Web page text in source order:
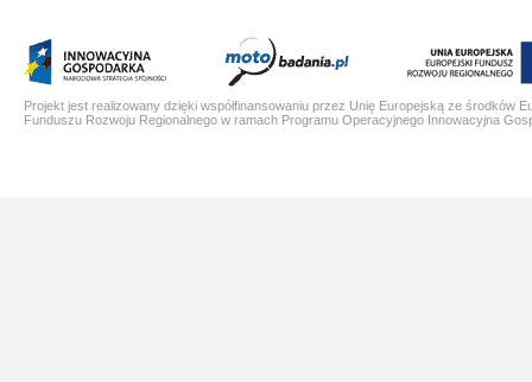
Projekt jest realizowany dzięki współfinansowaniu przez Unię Europejską ze środków
Funduszu Rozwoju Regionalnego w ramach Programu Operacyjnego Innowacyjna